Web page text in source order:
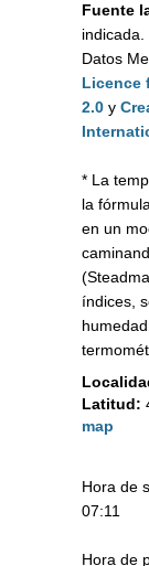
Fuente
indicada.
Datos
Licence
2.0 y
* La
la
en un
índices,
Latitud:
map
Hora de
07:11
Hora de